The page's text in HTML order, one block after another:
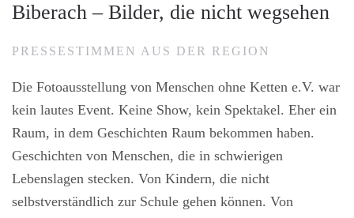
Biberach – Bilder, die nicht wegsehen
PRESSESTIMMEN AUS DER REGION
Die Fotoausstellung von Menschen ohne Ketten e.V. war
kein lautes Event. Keine Show, kein Spektakel. Eher ein
Raum, in dem Geschichten Raum bekommen haben.
Geschichten von Menschen, die in schwierigen
Lebenslagen stecken. Von Kindern, die nicht
selbstverständlich zur Schule gehen können. Von